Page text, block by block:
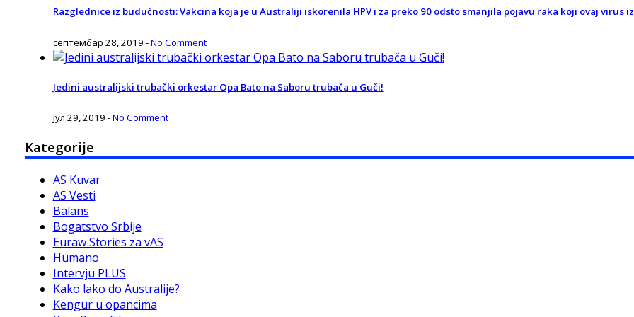
Razglednice iz budućnosti: Vakcina koja je u Australiji iskorenila HPV i za preko 90 odsto smanjila pojavu raka koji ovaj virus
септембар 28, 2019 -No Comment
Jedini australijski trubački orkestar Opa Bato na Saboru trubača u Guči!
јул 29, 2019 -No Comment
Kategorije
AS Kuvar
AS Vesti
Balans
Bogatstvo Srbije
Euraw Stories za vAS
Humano
Intervju PLUS
Kako lako do Australije?
Kengur u opancima